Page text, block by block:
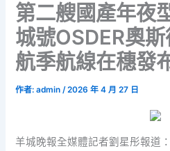
第二艘國產年夜
城號OSDER奧
航季航線在穗發
作者:admin/2026 年 4 月 27 日
羊城晚報全媒體記者劉星彤報道